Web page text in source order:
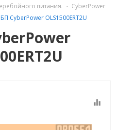
питания.
CyberPower
CyberPower OLS1500ERT2U
equalizer